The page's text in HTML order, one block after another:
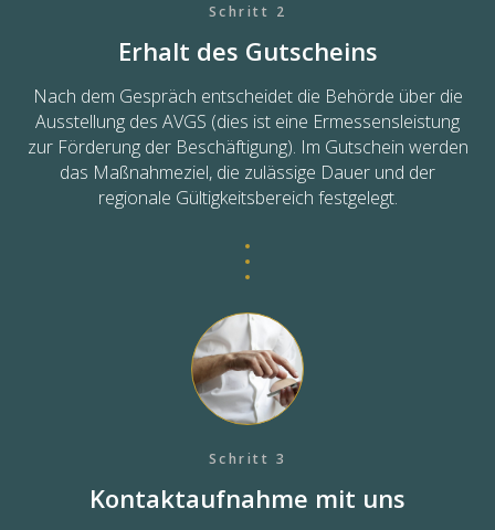
Schritt 2
Erhalt des Gutscheins
Nach dem Gespräch entscheidet die Behörde über die
Ausstellung des AVGS (dies ist eine Ermessensleistung
zur Förderung der Beschäftigung). Im Gutschein werden
das Maßnahmeziel, die zulässige Dauer und der
regionale Gültigkeitsbereich festgelegt.
Schritt 3
Kontaktaufnahme mit uns